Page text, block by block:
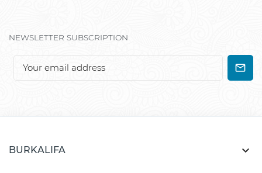
NEWSLETTER SUBSCRIPTION
BURKALIFA 